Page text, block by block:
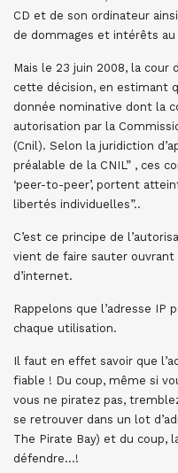
CD et de son ordinateur
de dommages et intérêts
Mais le 23 juin 2008, la cour
cette décision, en estimant
donnée nominative dont la
autorisation par la
(Cnil). Selon la juridiction
préalable de la CNIL” , ces
‘peer-to-peer’, portent
libertés individuelles”..
C’est ce principe de
vient de faire sauter
d’internet.
Rappelons que l’adresse
chaque utilisation.
Il faut en effet savoir que
fiable ! Du coup, même si
vous ne piratez pas,
se retrouver dans un lot
The Pirate Bay) et du coup,
défendre…!